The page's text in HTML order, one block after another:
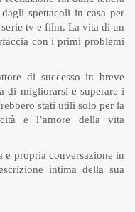
spettacoli in casa per
tv e film. La vita di un
con i primi problemi
di successo in breve
di migliorarsi e superare i
stati utili solo per la
e l’amore della vita
e propria conversazione in
intima della sua